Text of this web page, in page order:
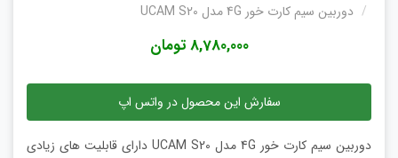
دوربین سیم کارت خور 4G مدل UCAM S20
8,780,000 تومان
سفارش این محصول در واتس اپ
دوربین سیم کارت خور 4G مدل UCAM S20 دارای قابلیت های زیادی